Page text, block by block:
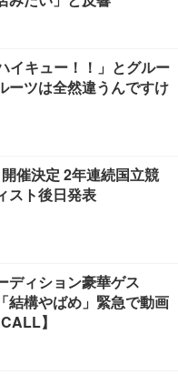
イキュー！！」とグルー
ーツは全然違うんですけ
催決定 2年連続国立競
スト後日発表
ディション豪華ゲス
結構やばめ」緊急で動画
】